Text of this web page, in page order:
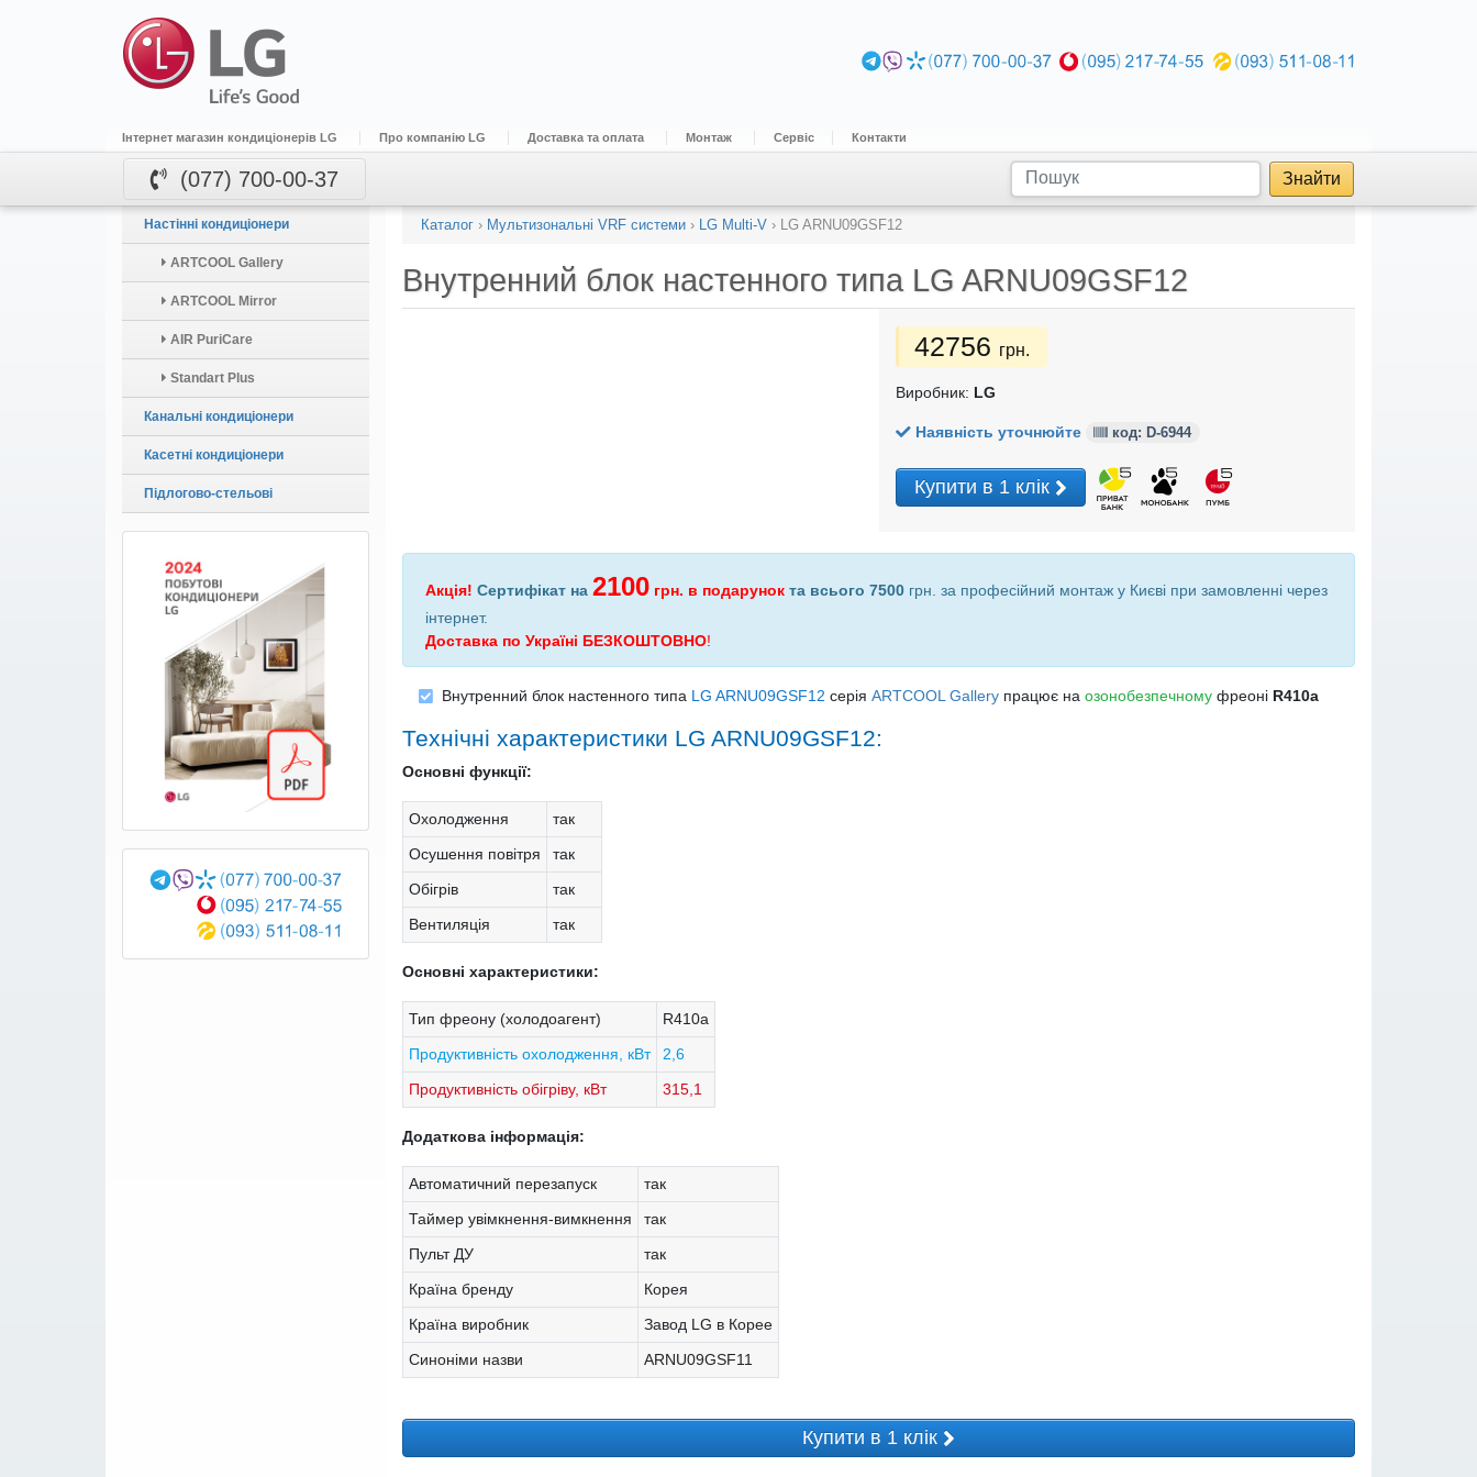
Інтернет магазин кондиціонерів LG Про компанію LG Доставка та оплата Монтаж Сервіс Контакти
(077) 700-00-37 Знайти
Настінні кондиціонери
ARTCOOL Gallery
ARTCOOL Mirror
AIR PuriCare
Standart Plus
Канальні кондиціонери
Касетні кондиціонери
Підлогово-стельові
Каталог › Мультизональні VRF системи › LG Multi-V › LG ARNU09GSF12
Внутренний блок настенного типа LG ARNU09GSF12
42756 грн.
Виробник: LG
Наявність уточнюйте код: D-6944
Купити в 1 клік
Акція! Сертифікат на 2100 грн. в подарунок та всього 7500 грн. за професійний монтаж у Києві при замовленні через
інтернет.
Доставка по Україні БЕЗКОШТОВНО!
Внутренний блок настенного типа LG ARNU09GSF12 серія ARTCOOL Gallery працює на озонобезпечному фреоні R410a
Технічні характеристики LG ARNU09GSF12:
Основні функції:
Охолодження
так
Осушення повітря
так
Обігрів
так
Вентиляція
так
Основні характеристики:
Тип фреону (холодоагент)
R410a
Продуктивність охолодження, кВт
2,6
Продуктивність обігріву, кВт
315,1
Додаткова інформація:
Автоматичний перезапуск
так
Таймер увімкнення-вимкнення
так
Пульт ДУ
так
Країна бренду
Корея
Країна виробник
Завод LG в Корее
Синоніми назви
ARNU09GSF11
Купити в 1 клік